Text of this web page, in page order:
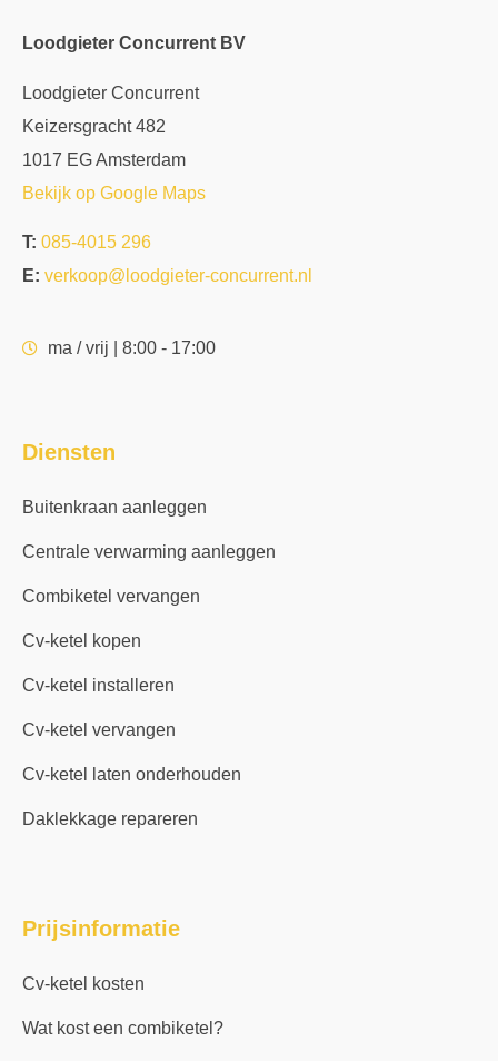
Loodgieter Concurrent BV
Loodgieter Concurrent
Keizersgracht 482
1017 EG Amsterdam
Bekijk op Google Maps
T: 085-4015 296
E: verkoop@loodgieter-concurrent.nl
ma / vrij | 8:00 - 17:00
Diensten
Buitenkraan aanleggen
Centrale verwarming aanleggen
Combiketel vervangen
Cv-ketel kopen
Cv-ketel installeren
Cv-ketel vervangen
Cv-ketel laten onderhouden
Daklekkage repareren
Prijsinformatie
Cv-ketel kosten
Wat kost een combiketel?